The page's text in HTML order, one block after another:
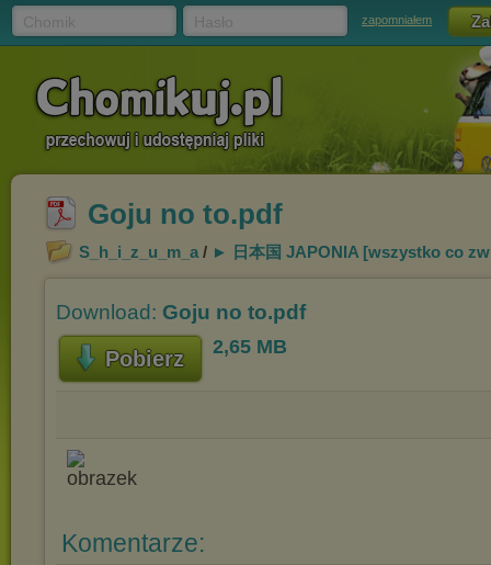
zapomniałem
Goju no to.pdf
S_h_i_z_u_m_a / ► 日本国 JAPONIA [wszystko co
Download: Goju no to.pdf
Pobierz 2,65 MB
Komentarze: